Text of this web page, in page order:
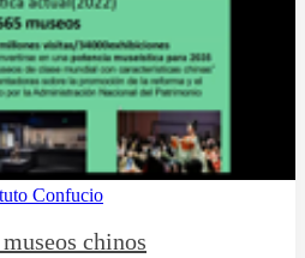
Confucio
chinos